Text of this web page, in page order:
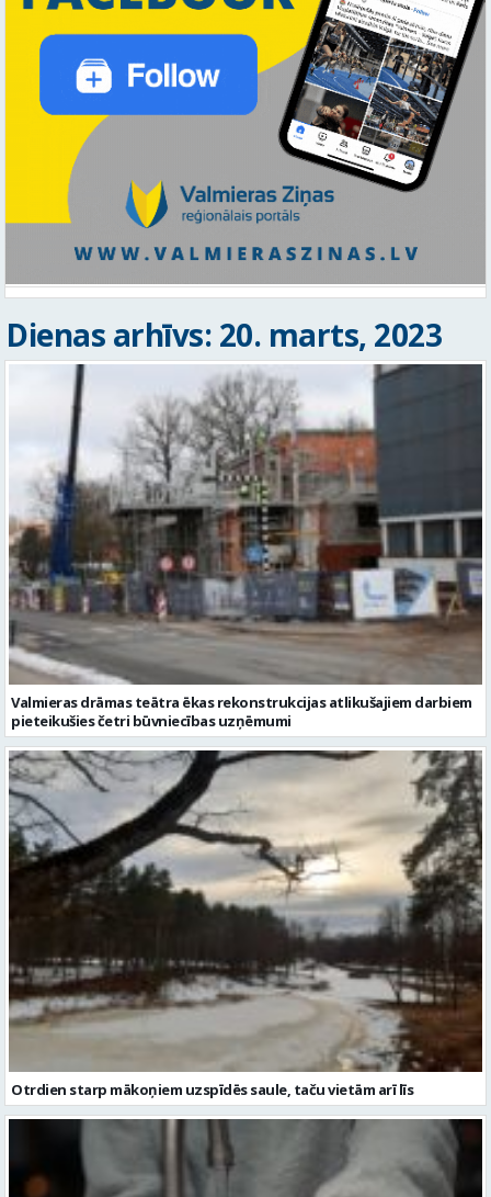
Dienas arhīvs: 20. marts, 2023
Valmieras drāmas teātra ēkas rekonstrukcijas atlikušajiem darbiem
pieteikušies četri būvniecības uzņēmumi
Otrdien starp mākoņiem uzspīdēs saule, taču vietām arī līs